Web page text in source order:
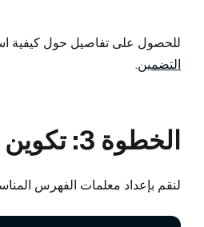
للحصول على تفاصيل حول كيفية
التضمين.
الخطوة 3: تكوين معلمات الفهرس
لنقم بإعداد معلمات الفهرس